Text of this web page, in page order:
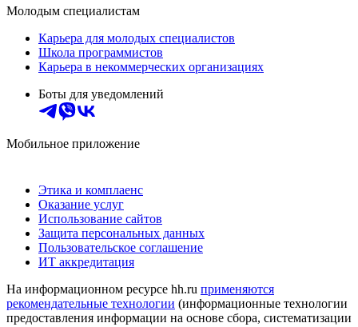
Молодым специалистам
Карьера для молодых специалистов
Школа программистов
Карьера в некоммерческих организациях
Боты для уведомлений
Мобильное приложение
Этика и комплаенс
Оказание услуг
Использование сайтов
Защита персональных данных
Пользовательское соглашение
ИТ аккредитация
На информационном ресурсе hh.ru применяются
рекомендательные технологии (информационные технологии
предоставления информации на основе сбора, систематизации